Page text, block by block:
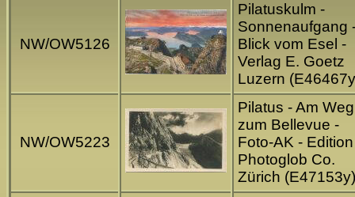
NW/OW5126
Pilatuskulm -
Sonnenaufgang
Blick vom Esel -
Verlag E. Goetz
Luzern
NW/OW5223
Pilatus - Am Weg
zum Bellevue -
Foto-AK - Edition
Photoglob Co.
Zürich (E47153y)